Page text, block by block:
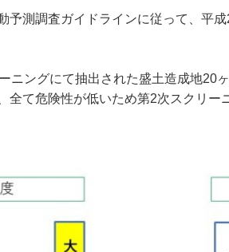
予測調査ガイドラインに従って、平
ニングにて抽出された盛土造成地20
全て危険性が低いため第2次スクリ